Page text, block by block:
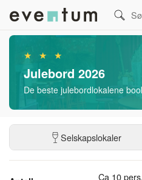
★ ★ ★
Julebord 2026
De beste julebordlokalene
Selskapslokaler
Ca 10 pers.